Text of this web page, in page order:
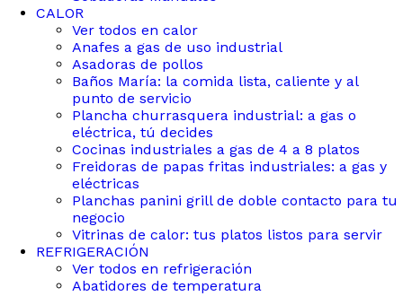
CALOR
Ver todos en calor
Anafes a gas de uso industrial
Asadoras de pollos
Baños María: la comida lista, caliente y al
punto de servicio
Plancha churrasquera industrial: a gas o
eléctrica, tú decides
Cocinas industriales a gas de 4 a 8 platos
Freidoras de papas fritas industriales: a gas y
eléctricas
Planchas panini grill de doble contacto para tu
negocio
Vitrinas de calor: tus platos listos para servir
REFRIGERACIÓN
Ver todos en refrigeración
Abatidores de temperatura